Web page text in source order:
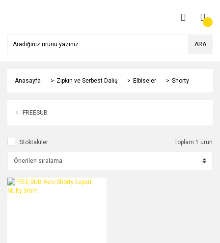
ARA
Anasayfa Zıpkın ve Serbest Dalış Elbiseler Shorty
FREESUB
Stoktakiler Toplam 1 ürün